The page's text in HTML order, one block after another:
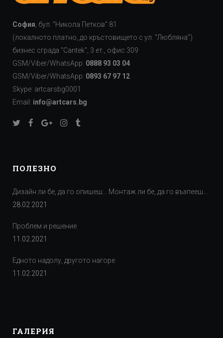
София , бул. "Никола Петков" 81
(локалното платно, до кръстовището с ул. "Любляна")
бизнес сграда "Cаntek", 3 ет., офис 309
GSM/Viber/WhatsApp: 0888 93 03 04
GSM/Viber/WhatsApp: 0893 67 97 12
Skype: artcarsbg0001
Email: info@artcars.bg
ПОЛЕЗНО
Дизайн ли бе, да го опишеш… Монтаж ли бе, да го възпееш…
28.02.2021
Проблем и решение
11.02.2021
Едното надолу, другото нагоре
11.02.2021
ГАЛЕРИЯ